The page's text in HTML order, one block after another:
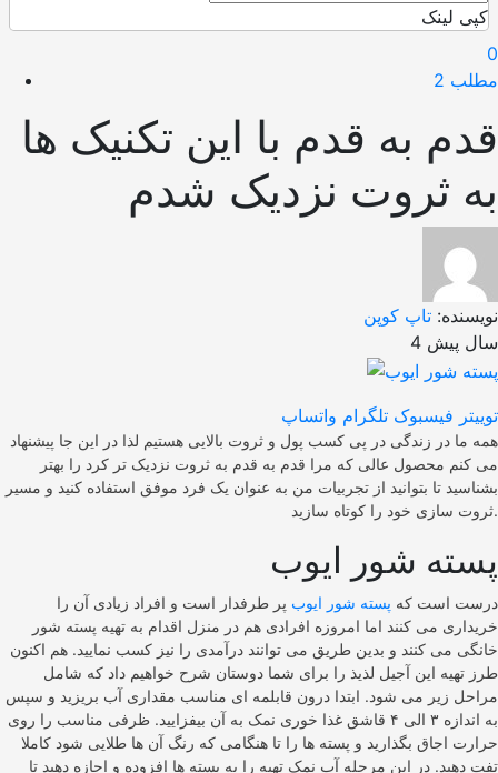
کپی لینک
0
مطلب 2
قدم به قدم با این تکنیک ‌ها
به ثروت نزدیک شدم
نویسنده: تاپ کوپن
4 سال پیش
توییتر فیسبوک تلگرام واتساپ
همه ما در زندگی در پی کسب پول و ثروت بالایی هستیم لذا در این ‌جا پیشنهاد
می ‌کنم محصول عالی که مرا قدم به قدم به ثروت نزدیک ‌تر کرد را بهتر
بشناسید تا بتوانید از تجربیات من به‌ عنوان یک فرد موفق استفاده کنید و مسیر
ثروت سازی خود را کوتاه سازید.
پسته شور ایوب
درست است که پسته شور ایوب پر طرفدار است و افراد زیادی آن را
خریداری می کنند اما امروزه افرادی هم در منزل اقدام به تهیه پسته شور
خانگی می کنند و بدین طریق می توانند درآمدی را نیز کسب نمایید. هم اکنون
طرز تهیه این آجیل لذیذ را برای شما دوستان شرح خواهیم داد که شامل
‌مراحل زیر می شود. ابتدا درون قابلمه ای مناسب مقداری آب بریزید و سپس
به اندازه ۳ الی ۴ قاشق غذا خوری نمک به آن بیفزایید. ظرفی مناسب را روی
حرارت اجاق بگذارید و پسته ها را تا هنگامی که‌ رنگ آن ها طلایی شود کاملا
تفت دهید. در این مرحله آب نمک تهیه را به پسته ها افزوده و اجازه دهید تا